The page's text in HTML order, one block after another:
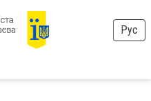
Рус